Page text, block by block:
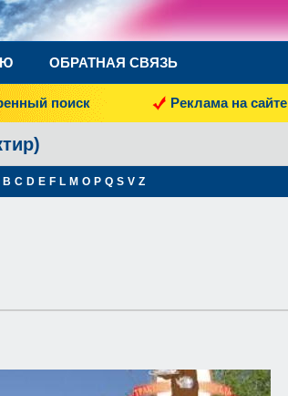
ОБРАТНАЯ СВЯЗЬ
поиск Реклама на сайте
B C D E F L M O P Q S V Z